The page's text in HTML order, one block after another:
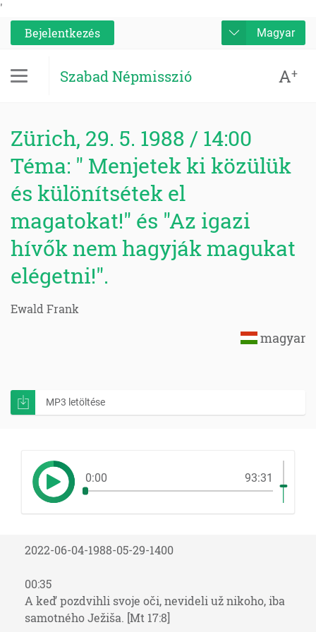
'
Bejelentkezés
Magyar
Szabad Népmisszió A+
Zürich, 29. 5. 1988 / 14:00
Téma: " Menjetek ki közülük
és különítsétek el
magatokat!" és "Az igazi
hívők nem hagyják magukat
elégetni!".
Ewald Frank
magyar
MP3 letöltése
0:00 93:31
2022-06-04-1988-05-29-1400
00:35
A keď pozdvihli svoje oči, nevideli už nikoho, iba
samotného Ježiša. [Mt 17:8]